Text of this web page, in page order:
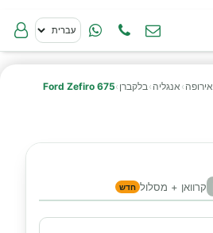
אירופה › אנגליה ›בלקברן ›
Ford Zefiro 675
קרוואן + מסלול חדש